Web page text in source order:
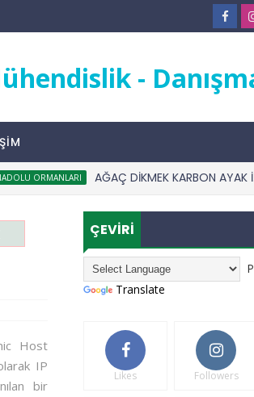
-
ORMANLARI AĞAÇ DİKMEK KARBON AYAK
Host
IP
bir
ÇEVİRİ
Translate
Likes Followers